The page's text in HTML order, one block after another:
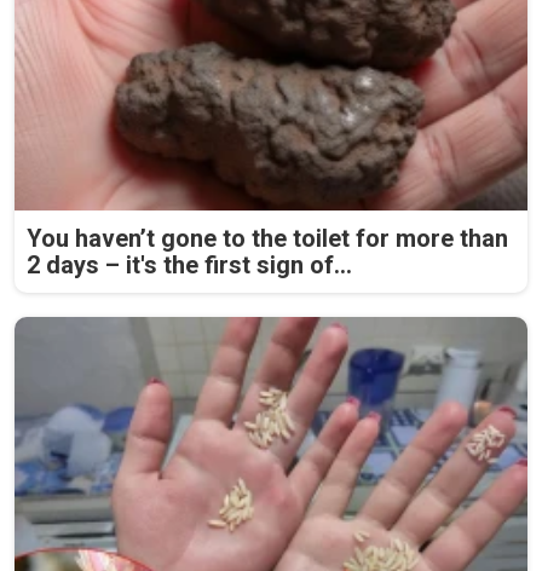
You haven’t gone to the toilet for more than
2 days – it's the first sign of...